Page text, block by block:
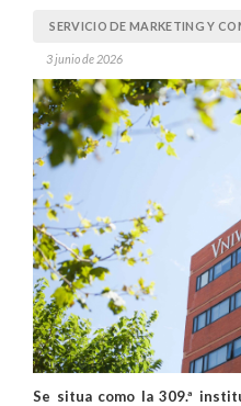
SERVICIO DE MARKETING Y
3 junio de 2026
Se situa como la 309.ª